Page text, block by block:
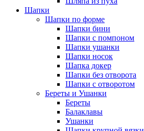
Шапки
Шапки по форме
Шапки бини
Шапки с помпоном
Шапки ушанки
Шапки носок
Шапка докер
Шапки без отворота
Шапки с отворотом
Береты и Ушанки
Береты
Балаклавы
Ушанки